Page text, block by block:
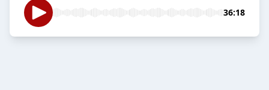
36:18